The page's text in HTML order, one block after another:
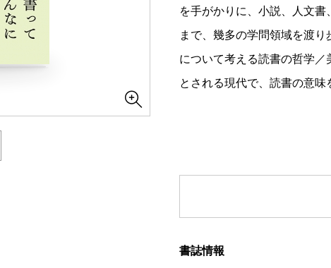
を手がかりに、小説、人文
まで、幾多の学問領域を渡
について考える読書の哲学
とされる現代で、読書の意味
書誌情報